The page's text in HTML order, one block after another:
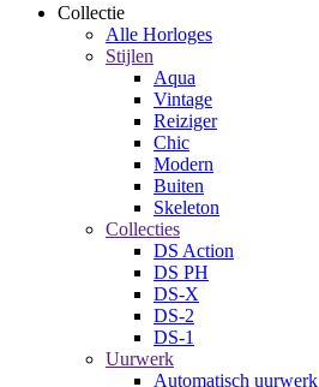
Collectie
Alle Horloges
Stijlen
Aqua
Vintage
Reiziger
Chic
Modern
Buiten
Skeleton
Collecties
DS Action
DS PH
DS-X
DS-2
DS-1
Uurwerk
Automatisch uurwerk